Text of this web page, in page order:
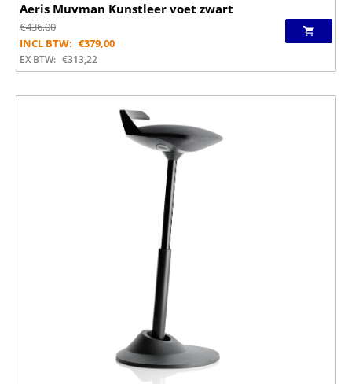
Aeris Muvman Kunstleer voet zwart
€436,00
INCL BTW: €379,00
EX BTW: €313,22